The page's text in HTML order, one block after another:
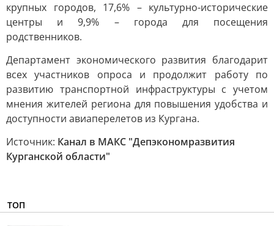
крупных городов, 17,6% – культурно-исторические
центры и 9,9% – города для посещения
родственников.
Департамент экономического развития благодарит
всех участников опроса и продолжит работу по
развитию транспортной инфраструктуры с учетом
мнения жителей региона для повышения удобства и
доступности авиаперелетов из Кургана.
Источник: Канал в МАКС "Депэкономразвития
Курганской области"
ТОП